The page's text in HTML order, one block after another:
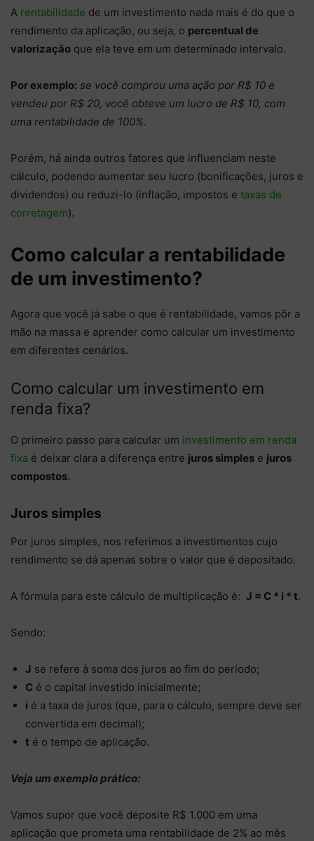
A rentabilidade de um investimento nada mais é do que o
rendimento da aplicação, ou seja, o percentual de
valorização que ela teve em um determinado intervalo.
Por exemplo: se você comprou uma ação por R$ 10 e
vendeu por R$ 20, você obteve um lucro de R$ 10, com
uma rentabilidade de 100%.
Porém, há ainda outros fatores que influenciam neste
cálculo, podendo aumentar seu lucro (bonificações, juros e
dividendos) ou reduzi-lo (inflação, impostos e taxas de
corretagem).
Como calcular a rentabilidade
de um investimento?
Agora que você já sabe o que é rentabilidade, vamos pôr a
mão na massa e aprender como calcular um investimento
em diferentes cenários.
Como calcular um investimento em
renda fixa?
O primeiro passo para calcular um investimento em renda
fixa é deixar clara a diferença entre juros simples e juros
compostos.
Juros simples
Por juros simples, nos referimos a investimentos cujo
rendimento se dá apenas sobre o valor que é depositado.
A fórmula para este cálculo de multiplicação é: J = C * i * t.
Sendo:
J se refere à soma dos juros ao fim do período;
C é o capital investido inicialmente;
i é a taxa de juros (que, para o cálculo, sempre deve ser
convertida em decimal);
t é o tempo de aplicação.
Veja um exemplo prático:
Vamos supor que você deposite R$ 1.000 em uma
aplicação que prometa uma rentabilidade de 2% ao mês